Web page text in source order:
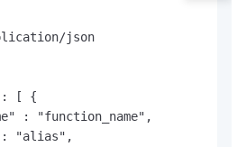
json
[ {
: "function_name",
"alias",